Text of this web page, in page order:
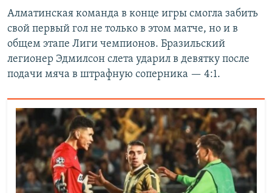
Алматинская команда в конце игры смогла забить
свой первый гол не только в этом матче, но и в
общем этапе Лиги чемпионов. Бразильский
легионер Эдмилсон слета ударил в девятку после
подачи мяча в штрафную соперника — 4:1.